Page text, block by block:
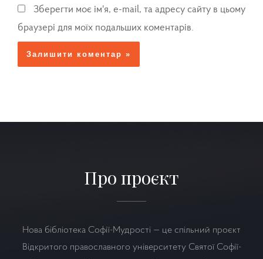
Зберегти моє ім'я, e-mail, та адресу сайту в цьому
браузері для моїх подальших коментарів.
Про проєкт
Нова бібліотека Софії-Мудрості — це спільний проєкт
Відкритого православного університету Святої Софії-